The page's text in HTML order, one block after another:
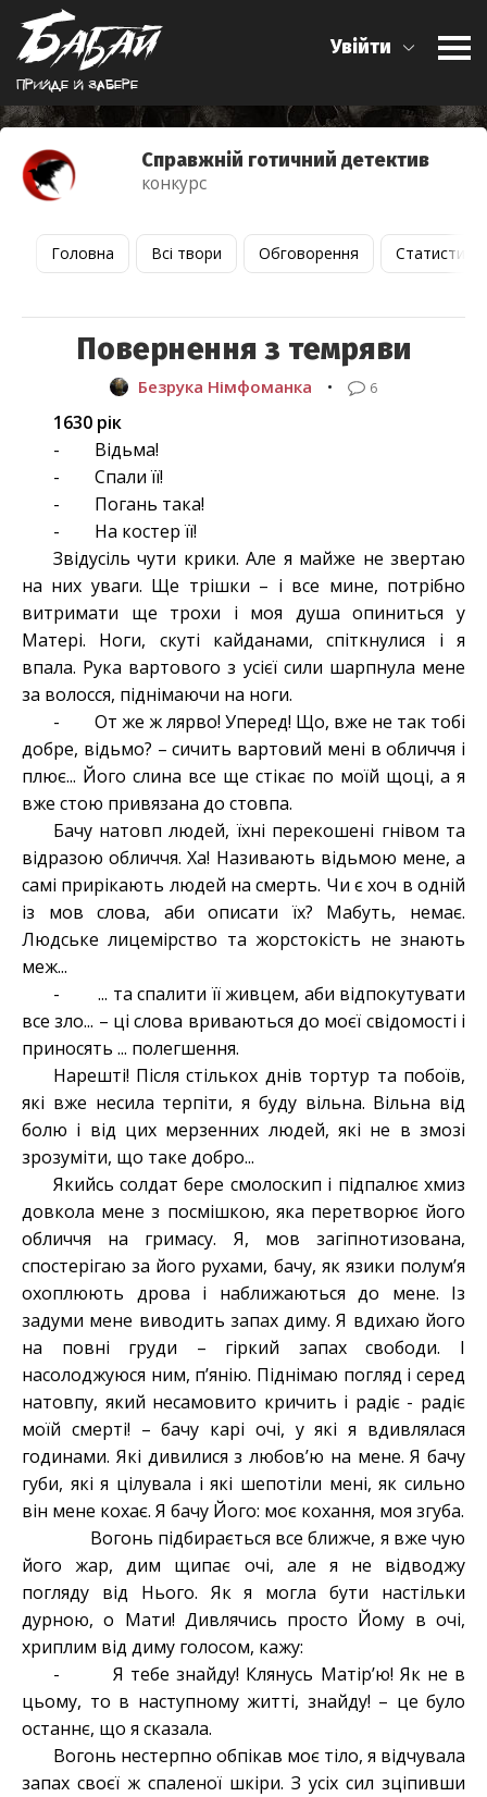
Прийде й забере
Увійти
Справжній готичний детектив
конкурс
Головна Всі твори Обговорення Статистика
Повернення з темряви
Безрука Німфоманка • 6
1630 рік
- Відьма!
- Спали її!
- Погань така!
- На костер її!
Звідусіль чути крики. Але я майже не звертаю
на них уваги. Ще трішки – і все мине, потрібно
витримати ще трохи і моя душа опиниться у
Матері. Ноги, скуті кайданами, спіткнулися і я
впала. Рука вартового з усієї сили шарпнула мене
за волосся, піднімаючи на ноги.
- От же ж лярво! Уперед! Що, вже не так тобі
добре, відьмо? – сичить вартовий мені в обличчя і
плює... Його слина все ще стікає по моїй щоці, а я
вже стою привязана до стовпа.
Бачу натовп людей, їхні перекошені гнівом та
відразою обличчя. Ха! Називають відьмою мене, а
самі прирікають людей на смерть. Чи є хоч в одній
із мов слова, аби описати їх? Мабуть, немає.
Людське лицемірство та жорстокість не знають
меж...
- ... та спалити її живцем, аби відпокутувати
все зло... – ці слова вриваються до моєї свідомості і
приносять ... полегшення.
Нарешті! Після стількох днів тортур та побоїв,
які вже несила терпіти, я буду вільна. Вільна від
болю і від цих мерзенних людей, які не в змозі
зрозуміти, що таке добро...
Якийсь солдат бере смолоскип і підпалює хмиз
довкола мене з посмішкою, яка перетворює його
обличчя на гримасу. Я, мов загіпнотизована,
спостерігаю за його рухами, бачу, як язики полум’я
охоплюють дрова і наближаються до мене. Із
задуми мене виводить запах диму. Я вдихаю його
на повні груди – гіркий запах свободи. І
насолоджуюся ним, п’янію. Піднімаю погляд і серед
натовпу, який несамовито кричить і радіє - радіє
моїй смерті! – бачу карі очі, у які я вдивлялася
годинами. Які дивилися з любов’ю на мене. Я бачу
губи, які я цілувала і які шепотіли мені, як сильно
він мене кохає. Я бачу Його: моє кохання, моя згуба.
Вогонь підбирається все ближче, я вже чую
його жар, дим щипає очі, але я не відводжу
погляду від Нього. Як я могла бути настільки
дурною, о Мати! Дивлячись просто Йому в очі,
хриплим від диму голосом, кажу:
- Я тебе знайду! Клянусь Матір’ю! Як не в
цьому, то в наступному житті, знайду! – це було
останнє, що я сказала.
Вогонь нестерпно обпікав моє тіло, я відчувала
запах своєї ж спаленої шкіри. З усіх сил зціпивши